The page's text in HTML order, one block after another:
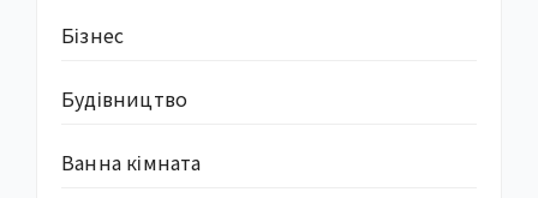
Бізнес
Будівництво
Ванна кімната